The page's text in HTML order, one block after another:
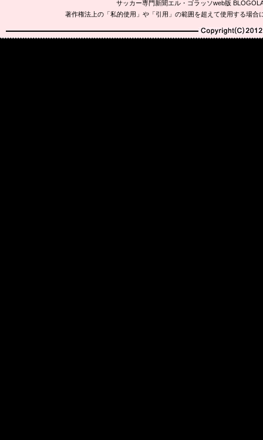
サッカー専門新聞エル・ゴラッソweb版
著作権法上の「私的使用」や「引用」の範囲を超えて使用する場
Copyright(C)2010-